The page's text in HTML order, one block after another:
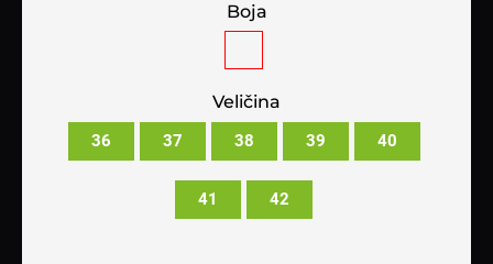
Boja
Veličina
36 37 38 39 40
41 42